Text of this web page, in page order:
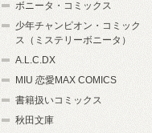
ボニータ・コミックス
少年チャンピオン・コミック
ス（ミステリーボニータ）
A.L.C.DX
MIU 恋愛MAX COMICS
書籍扱いコミックス
秋田文庫